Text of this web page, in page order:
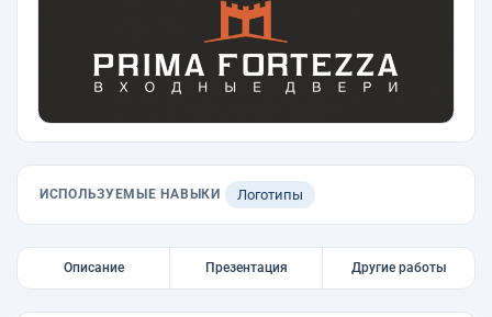
ИСПОЛЬЗУЕМЫЕ НАВЫКИ Логотипы
Описание Презентация Другие работы